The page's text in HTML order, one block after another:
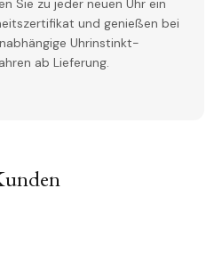
Sie zu jeder neuen Uhr ein
und genießen bei
Uhrinstinkt-
ab Lieferung.